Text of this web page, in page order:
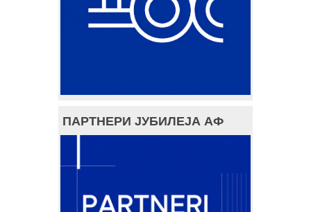
ПАРТНЕРИ ЈУБИЛЕЈА АФ